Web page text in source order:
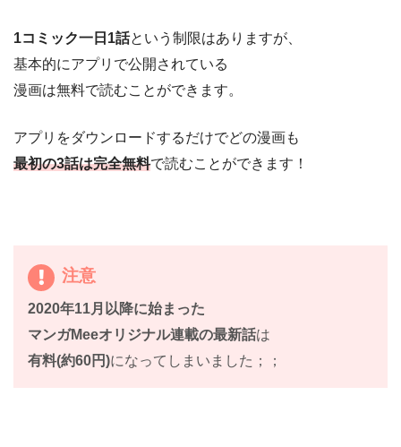
1コミック一日1話という制限はありますが、
基本的にアプリで公開されている
漫画は無料で読むことができます。
アプリをダウンロードするだけでどの漫画も
最初の3話は完全無料で読むことができます！
注意
2020年11月以降に始まった
マンガMeeオリジナル連載の最新話は
有料(約60円)になってしまいました；；